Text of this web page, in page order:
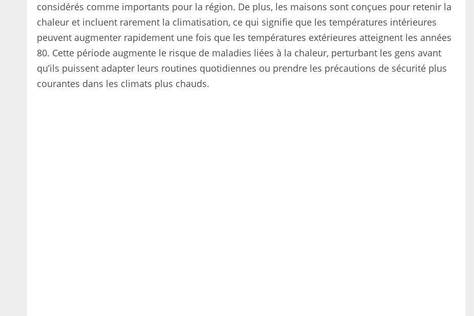
considérés comme importants pour la région. De plus, les maisons sont conçues pour retenir la
chaleur et incluent rarement la climatisation, ce qui signifie que les températures intérieures
peuvent augmenter rapidement une fois que les températures extérieures atteignent les années
80. Cette période augmente le risque de maladies liées à la chaleur, perturbant les gens avant
qu’ils puissent adapter leurs routines quotidiennes ou prendre les précautions de sécurité plus
courantes dans les climats plus chauds.